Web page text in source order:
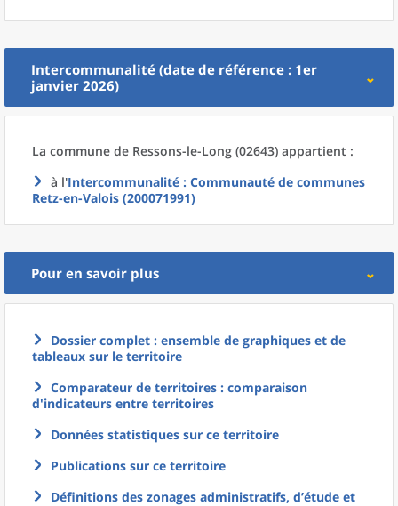
Intercommunalité (date de référence : 1er
janvier 2026)
La commune de Ressons-le-Long (02643) appartient :
à l'Intercommunalité : Communauté de communes
Retz-en-Valois (200071991)
Pour en savoir plus
Dossier complet : ensemble de graphiques et de
tableaux sur le territoire
Comparateur de territoires : comparaison
d'indicateurs entre territoires
Données statistiques sur ce territoire
Publications sur ce territoire
Définitions des zonages administratifs, d’étude et